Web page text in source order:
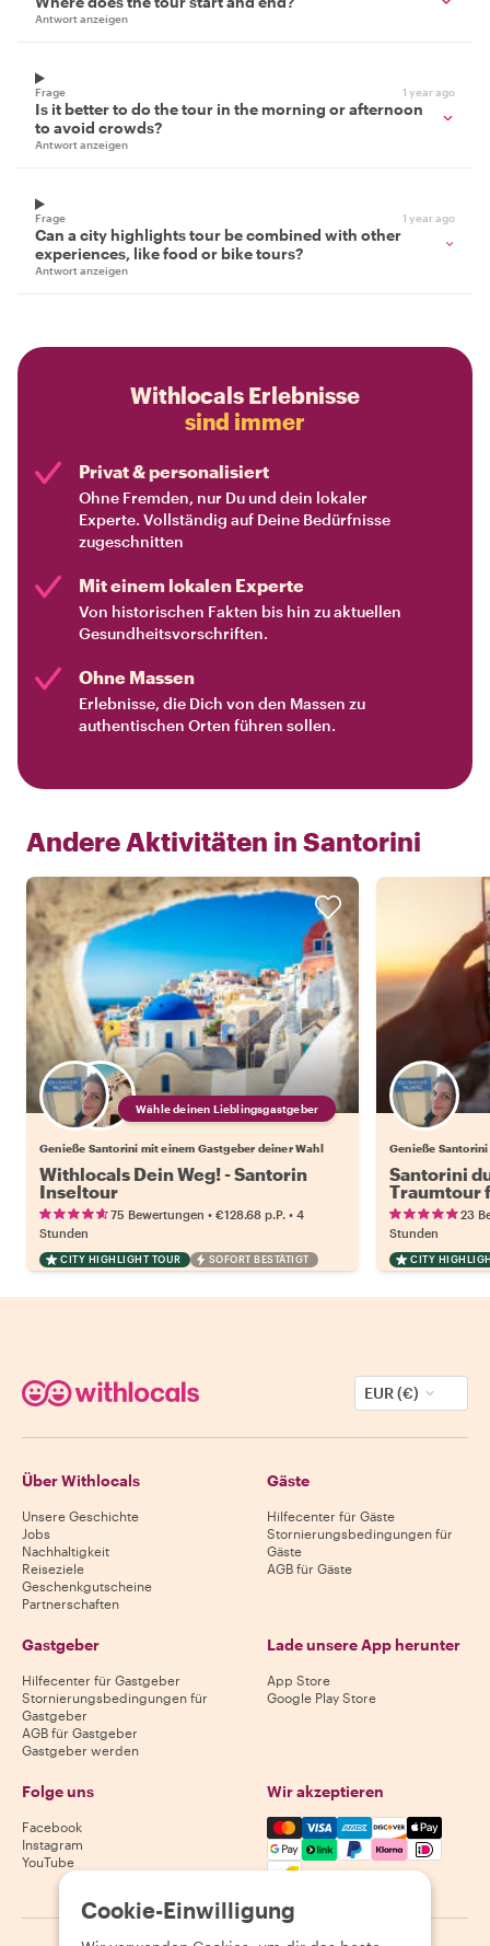
Antwort anzeigen
Frage 1 year ago
Is it better to do the tour in the morning or afternoon
to avoid crowds?
Antwort anzeigen
Frage 1 year ago
Can a city highlights tour be combined with other
experiences, like food or bike tours?
Antwort anzeigen
Withlocals Erlebnisse
sind immer
Privat & personalisiert
Ohne Fremden, nur Du und dein lokaler
Experte. Vollständig auf Deine Bedürfnisse
zugeschnitten
Mit einem lokalen Experte
Von historischen Fakten bis hin zu aktuellen
Gesundheitsvorschriften.
Ohne Massen
Erlebnisse, die Dich von den Massen zu
authentischen Orten führen sollen.
Andere Aktivitäten in Santorini
Wähle deinen Lieblingsgastgeber
Genieße Santorini mit einem Gastgeber deiner Wahl
Withlocals Dein Weg! - Santorin
Inseltour
75 Bewertungen • €128.68 p.P. • 4
Stunden
CITY HIGHLIGHT TOUR SOFORT BESTÄTIGT
Genieße
Santorini
Traumtour
23
Stunden
CITY
EUR (€)
Über Withlocals
Unsere Geschichte
Jobs
Nachhaltigkeit
Reiseziele
Geschenkgutscheine
Partnerschaften
Gäste
Hilfecenter für Gäste
Stornierungsbedingungen für
Gäste
AGB für Gäste
Gastgeber
Hilfecenter für Gastgeber
Stornierungsbedingungen für
Gastgeber
AGB für Gastgeber
Gastgeber werden
Lade unsere App herunter
App Store
Google Play Store
Folge uns
Facebook
Instagram
YouTube
Wir akzeptieren
Mastercard, Visa, Amex,
Cookie-Einwilligung